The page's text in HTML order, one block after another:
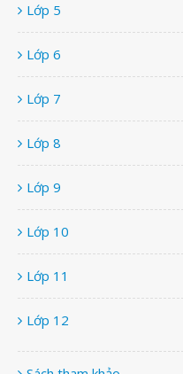
Lớp 5
Lớp 6
Lớp 7
Lớp 8
Lớp 9
Lớp 10
Lớp 11
Lớp 12